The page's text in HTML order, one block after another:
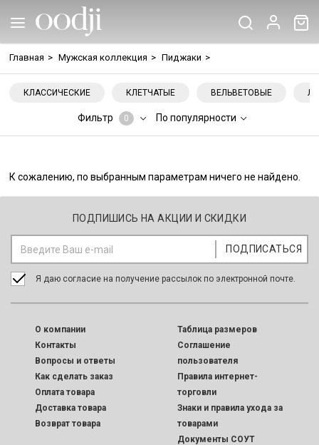
Главная > Мужская коллекция > Пиджаки >
КЛАССИЧЕСКИЕ КЛЕТЧАТЫЕ ВЕЛЬВЕТОВЫЕ
Фильтр 0 По популярности
К сожалению, по выбранным параметрам ничего не найдено.
ПОДПИШИСЬ НА АКЦИИ И СКИДКИ
Я даю согласие на получение рассылок по электронной почте.
O компании
Контакты
Вопросы и ответы
Как сделать заказ
Оплата товара
Доставка товара
Возврат товара
Таблица размеров
Соглашение
пользователя
Правила интернет-
торговли
Знаки и правила ухода за
товарами
Документы СОУТ